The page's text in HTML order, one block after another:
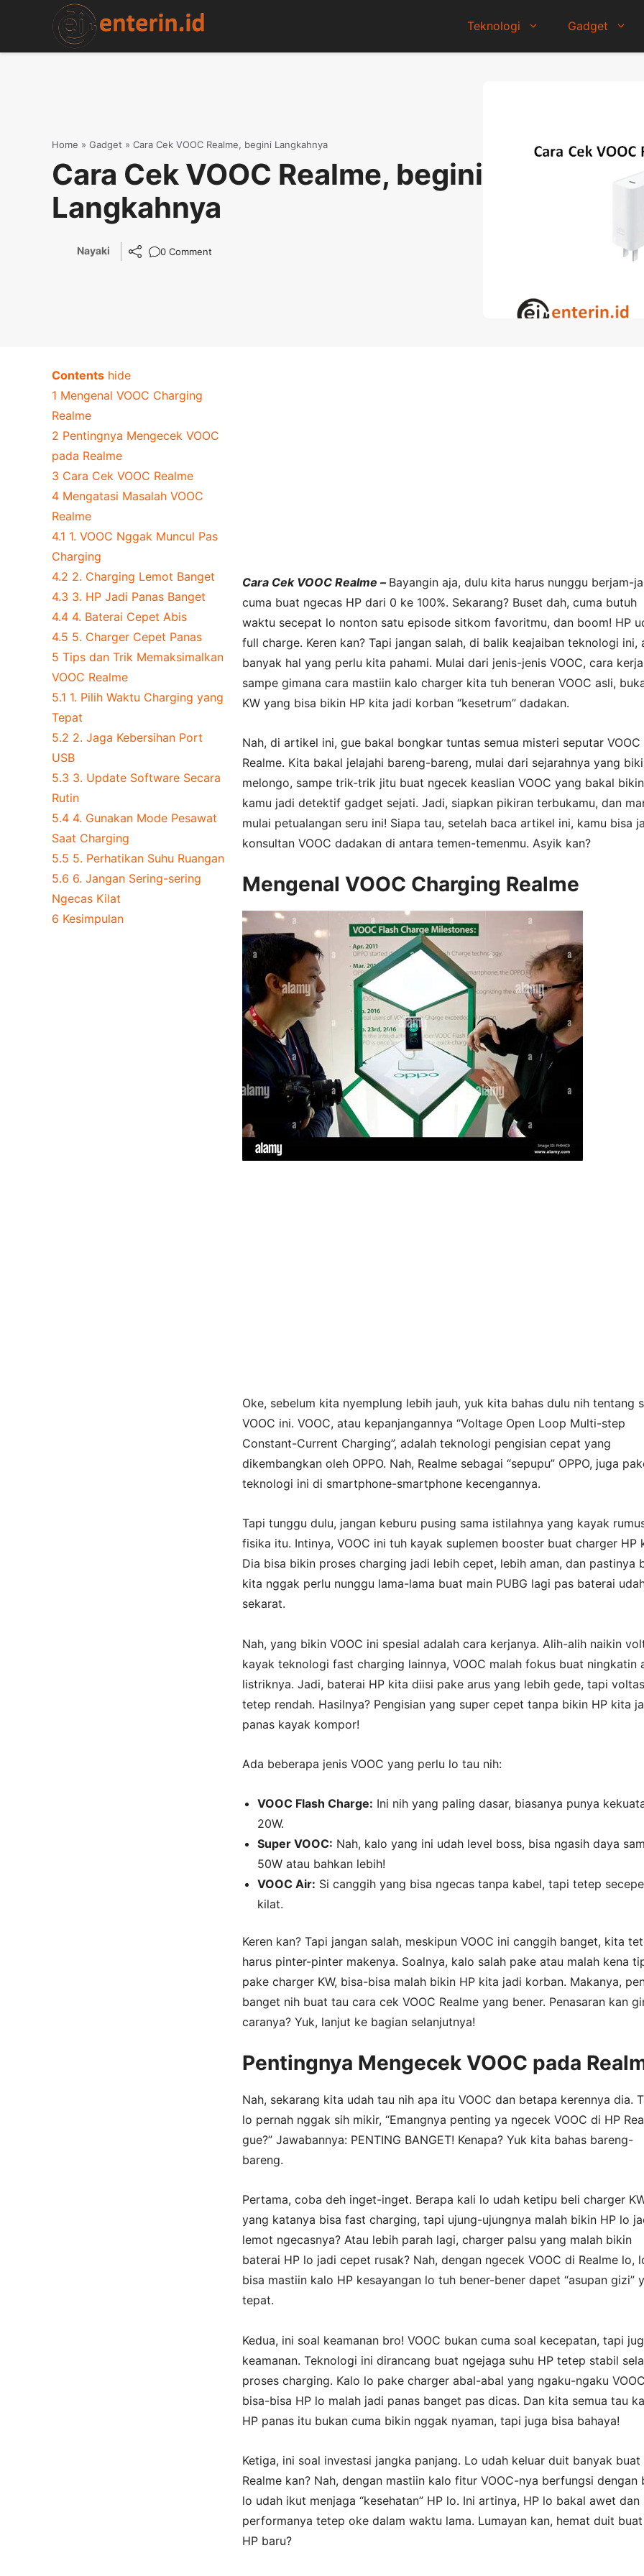
content
Teknologi Gadget
Home » Gadget » Cara Cek VOOC Realme, begini Langkahnya
Cara Cek VOOC Realme, begini
Langkahnya
Nayaki 0 Comment
Cara Cek VOOC Realme – Bayangin aja, dulu kita harus nunggu berjam-
cuma buat ngecas HP dari 0 ke 100%. Sekarang? Buset dah, cuma butuh
waktu secepat lo nonton satu episode sitkom favoritmu, dan boom! HP
full charge. Keren kan? Tapi jangan salah, di balik keajaiban teknologi ini,
banyak hal yang perlu kita pahami. Mulai dari jenis-jenis VOOC, cara
sampe gimana cara mastiin kalo charger kita tuh beneran VOOC asli,
KW yang bisa bikin HP kita jadi korban “kesetrum” dadakan.
Nah, di artikel ini, gue bakal bongkar tuntas semua misteri seputar VOOC
Realme. Kita bakal jelajahi bareng-bareng, mulai dari sejarahnya yang
melongo, sampe trik-trik jitu buat ngecek keaslian VOOC yang bakal bikin
kamu jadi detektif gadget sejati. Jadi, siapkan pikiran terbukamu, dan
mulai petualangan seru ini! Siapa tau, setelah baca artikel ini, kamu bisa
konsultan VOOC dadakan di antara temen-temenmu. Asyik kan?
Mengenal VOOC Charging Realme
Oke, sebelum kita nyemplung lebih jauh, yuk kita bahas dulu nih tentang
VOOC ini. VOOC, atau kepanjangannya “Voltage Open Loop Multi-step
Constant-Current Charging”, adalah teknologi pengisian cepat yang
dikembangkan oleh OPPO. Nah, Realme sebagai “sepupu” OPPO, juga
teknologi ini di smartphone-smartphone kecengannya.
Tapi tunggu dulu, jangan keburu pusing sama istilahnya yang kayak
fisika itu. Intinya, VOOC ini tuh kayak suplemen booster buat charger HP
Dia bisa bikin proses charging jadi lebih cepet, lebih aman, dan pastinya
kita nggak perlu nunggu lama-lama buat main PUBG lagi pas baterai
sekarat.
Nah, yang bikin VOOC ini spesial adalah cara kerjanya. Alih-alih naikin
kayak teknologi fast charging lainnya, VOOC malah fokus buat ningkatin
listriknya. Jadi, baterai HP kita diisi pake arus yang lebih gede, tapi
tetep rendah. Hasilnya? Pengisian yang super cepet tanpa bikin HP kita
panas kayak kompor!
Ada beberapa jenis VOOC yang perlu lo tau nih:
VOOC Flash Charge: Ini nih yang paling dasar, biasanya punya
20W.
Super VOOC: Nah, kalo yang ini udah level boss, bisa ngasih daya
50W atau bahkan lebih!
VOOC Air: Si canggih yang bisa ngecas tanpa kabel, tapi tetep
kilat.
Keren kan? Tapi jangan salah, meskipun VOOC ini canggih banget, kita
harus pinter-pinter makenya. Soalnya, kalo salah pake atau malah kena
pake charger KW, bisa-bisa malah bikin HP kita jadi korban. Makanya,
banget nih buat tau cara cek VOOC Realme yang bener. Penasaran kan
caranya? Yuk, lanjut ke bagian selanjutnya!
Pentingnya Mengecek VOOC pada
Nah, sekarang kita udah tau nih apa itu VOOC dan betapa kerennya dia.
lo pernah nggak sih mikir, “Emangnya penting ya ngecek VOOC di HP
gue?” Jawabannya: PENTING BANGET! Kenapa? Yuk kita bahas bareng-
bareng.
Pertama, coba deh inget-inget. Berapa kali lo udah ketipu beli charger
yang katanya bisa fast charging, tapi ujung-ujungnya malah bikin HP lo
lemot ngecasnya? Atau lebih parah lagi, charger palsu yang malah bikin
baterai HP lo jadi cepet rusak? Nah, dengan ngecek VOOC di Realme lo,
bisa mastiin kalo HP kesayangan lo tuh bener-bener dapet “asupan gizi”
tepat.
Kedua, ini soal keamanan bro! VOOC bukan cuma soal kecepatan, tapi
keamanan. Teknologi ini dirancang buat ngejaga suhu HP tetep stabil
proses charging. Kalo lo pake charger abal-abal yang ngaku-ngaku
bisa-bisa HP lo malah jadi panas banget pas dicas. Dan kita semua tau
HP panas itu bukan cuma bikin nggak nyaman, tapi juga bisa bahaya!
Ketiga, ini soal investasi jangka panjang. Lo udah keluar duit banyak buat
Realme kan? Nah, dengan mastiin kalo fitur VOOC-nya berfungsi dengan
lo udah ikut menjaga “kesehatan” HP lo. Ini artinya, HP lo bakal awet dan
performanya tetep oke dalam waktu lama. Lumayan kan, hemat duit
HP baru?
Contents hide
1 Mengenal VOOC Charging
Realme
2 Pentingnya Mengecek VOOC
pada Realme
3 Cara Cek VOOC Realme
4 Mengatasi Masalah VOOC
Realme
4.1 1. VOOC Nggak Muncul Pas
Charging
4.2 2. Charging Lemot Banget
4.3 3. HP Jadi Panas Banget
4.4 4. Baterai Cepet Abis
4.5 5. Charger Cepet Panas
5 Tips dan Trik Memaksimalkan
VOOC Realme
5.1 1. Pilih Waktu Charging yang
Tepat
5.2 2. Jaga Kebersihan Port
USB
5.3 3. Update Software Secara
Rutin
5.4 4. Gunakan Mode Pesawat
Saat Charging
5.5 5. Perhatikan Suhu Ruangan
5.6 6. Jangan Sering-sering
Ngecas Kilat
6 Kesimpulan